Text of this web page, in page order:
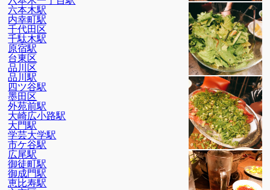
六本木駅
内幸町駅
千代田区
千駄木駅
原宿駅
台東区
品川区
品川駅
四ツ谷駅
墨田区
外苑前駅
大崎広小路駅
大門駅
学芸大学駅
市ケ谷駅
広尾駅
御徒町駅
御成門駅
恵比寿駅